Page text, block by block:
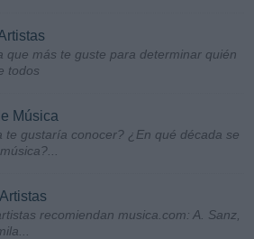
que más te guste para determinar quién
todos
Música
te gustaría conocer? ¿En qué década se
recomiendan musica.com: A. Sanz,